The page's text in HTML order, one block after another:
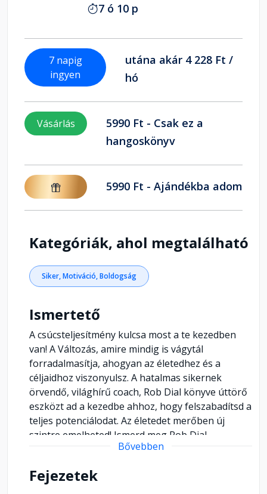
7 ó 10 p
7 napig
ingyen
utána akár 4 228 Ft /
hó
Vásárlás
5990 Ft - Csak ez a
hangoskönyv
5990 Ft - Ajándékba adom
Kategóriák, ahol megtalálható
Siker, Motiváció, Boldogság
Ismertető
A csúcsteljesítmény kulcsa most a te kezedben
van! A Változás, amire mindig is vágytál
forradalmasítja, ahogyan az életedhez és a
céljaidhoz viszonyulsz. A hatalmas sikernek
örvendő, világhírű coach, Rob Dial könyve úttörő
eszközt ad a kezedbe ahhoz, hogy felszabadítsd a
teljes potenciálodat. Az életedet merőben új
szintre emelheted! Ismerd meg Rob Dial
innovatív, 6 lépésből álló programját, amely
rejlő siker titkát. Akár azzal küzdesz, hogy folyton
Bővebben
Fejezetek